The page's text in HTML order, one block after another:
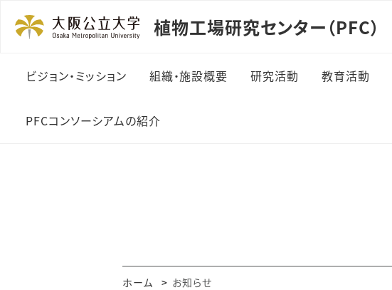
植物工場研究センター（PFC）
ビジョン・ミッション 組織・施設概要 研究活動 教育活動
PFCコンソーシアムの紹介
ホーム お知らせ